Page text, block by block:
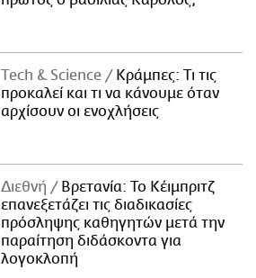
Τech & Science
Κράμπες: Τι τις
προκαλεί και τι να κάνουμε όταν
αρχίσουν οι ενοχλήσεις
Διεθνή
Βρετανία: Το Κέιμπριτζ
επανεξετάζει τις διαδικασίες
πρόσληψης καθηγητών μετά την
παραίτηση διδάσκοντα για
λογοκλοπή